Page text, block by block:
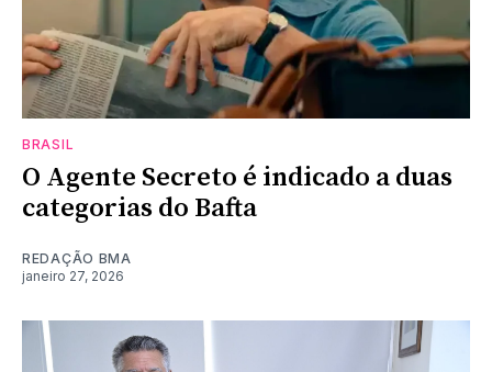
BRASIL
O Agente Secreto é indicado a duas
categorias do Bafta
REDAÇÃO BMA
janeiro 27, 2026